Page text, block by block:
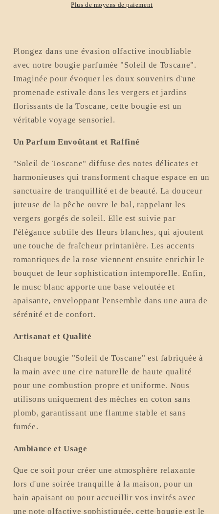
Toscane&quot;
en
Plein
de
la
Toscane
Toscane&quot;
en
Plein
Cœur
de
la
Toscane
Plus de moyens de paiement
Plongez dans une évasion olfactive inoubliable
avec notre bougie parfumée "Soleil de Toscane".
Imaginée pour évoquer les doux souvenirs d'une
promenade estivale dans les vergers et jardins
florissants de la Toscane, cette bougie est un
véritable voyage sensoriel.
Un Parfum Envoûtant et Raffiné
"Soleil de Toscane" diffuse des notes délicates et
harmonieuses qui transforment chaque espace en un
sanctuaire de tranquillité et de beauté. La douceur
juteuse de la pêche ouvre le bal, rappelant les
vergers gorgés de soleil. Elle est suivie par
l'élégance subtile des fleurs blanches, qui ajoutent
une touche de fraîcheur printanière. Les accents
romantiques de la rose viennent ensuite enrichir le
bouquet de leur sophistication intemporelle. Enfin,
le musc blanc apporte une base veloutée et
apaisante, enveloppant l'ensemble dans une aura de
sérénité et de confort.
Artisanat et Qualité
Chaque bougie "Soleil de Toscane" est fabriquée à
la main avec une cire naturelle de haute qualité
pour une combustion propre et uniforme. Nous
utilisons uniquement des mèches en coton sans
plomb, garantissant une flamme stable et sans
fumée.
Ambiance et Usage
Que ce soit pour créer une atmosphère relaxante
lors d'une soirée tranquille à la maison, pour un
bain apaisant ou pour accueillir vos invités avec
une note olfactive sophistiquée, cette bougie est le